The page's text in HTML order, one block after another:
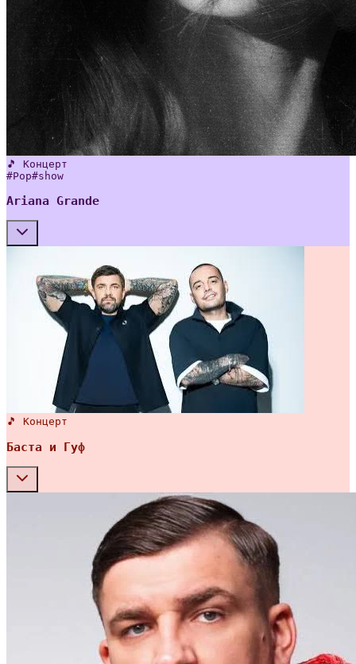
🎵 Концерт
#Pop#show
Ariana Grande
🎵 Концерт
Баста и Гуф